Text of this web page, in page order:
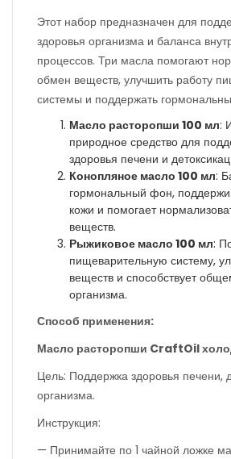
Этот набор предназначен для
здоровья организма и баланса
процессов. Три масла помогают
обмен веществ, улучшить работу
системы и поддержать
Масло расторопши 100 мл:
природное средство для
здоровья печени и
Конопляное масло 100 мл:
гормональный фон,
кожи и помогает
веществ.
Рыжиковое масло 100 мл:
пищеварительную систему,
веществ и способствует
организма.
Способ применения:
Масло расторопши CraftOil
Цель: Поддержка здоровья печени,
организма.
Инструкция:
— Принимайте по 1 чайной ложке